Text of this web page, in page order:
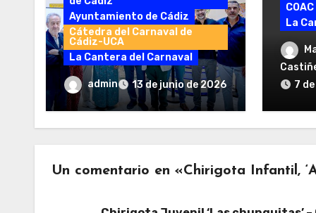
Ayuntamiento de Cádiz
Cátedra del Carnaval de
Cádiz-UCA
La Cantera del Carnaval
Presentada la II Edición
de la Escuela Municipal de
Carnaval
admin 13 de junio de 2026
COAC
La
La
lo
el 19
7
Un comentario en «Chirigota Infantil,